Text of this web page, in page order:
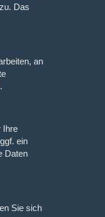
Das
an
Ihre
ein
Daten
Sie sich